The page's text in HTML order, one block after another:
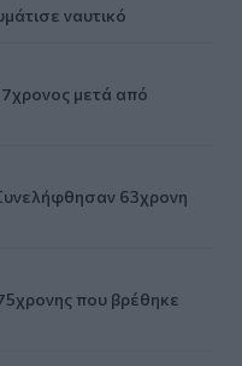
ναυτικό
μετά από
63χρονη
που βρέθηκε